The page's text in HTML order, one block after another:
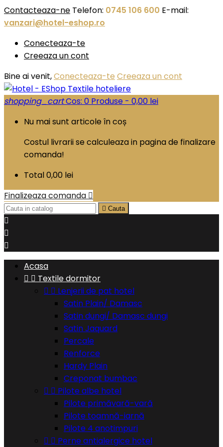
Contacteaza-ne Telefon: 0745 106 600 E-mail:
vanzari@hotel-eshop.ro
Conecteaza-te
Creeaza un cont
Bine ai venit,Conecteaza-te Creeaza un cont
shopping_cartCos: 0 Produse - 0,00 lei
Nu mai sunt articole în coș
Costul livrarii se calculeaza in pagina de finalizare
comanda!
Total0,00 lei
Finalizeaza comanda 
 Cauta



Acasa
  Textile dormitor
  Lenjerii de pat hotel
Satin Plain/ Damasc
Satin dungi/ Damasc dungi
Satin Jaquard
Percale
Renforce
Hardy Plain
Creponat bumbac
  Pilote albe hotel
Pilote primăvară-vară
Pilote toamnă-iarnă
Pilote 4 anotimpuri
  Perne antialergice hotel